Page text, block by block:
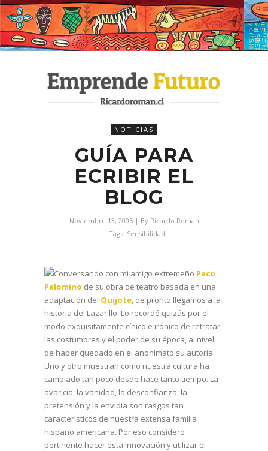
NOTICIAS
GUÍA PARA
ECRIBIR EL
BLOG
Noviembre 13, 2005 | By Ricardo Roman
| Tags: Sensibilidad
Conversando con mi amigo extremeño Paco
Palomino de su obra de teatro basada en una
adaptación del Quijote, de pronto llegamos a la
historia del Lazarillo. Lo recordé quizás por el
modo exquisitamente cínico e irónico de retratar
las costumbres y el poder de su época, al nivel
de haber quedado en el anonimato su autoría.
Uno y otro muestran como nuestra cultura ha
cambiado tan poco desde hace tanto tiempo. La
avaricia, la vanidad, la desconfianza, la
pretensión y la envidia son rasgos tan
característicos de nuestra extensa familia
hispano americana. Por eso considero
pertinente hacer esta innovación y utilizar el